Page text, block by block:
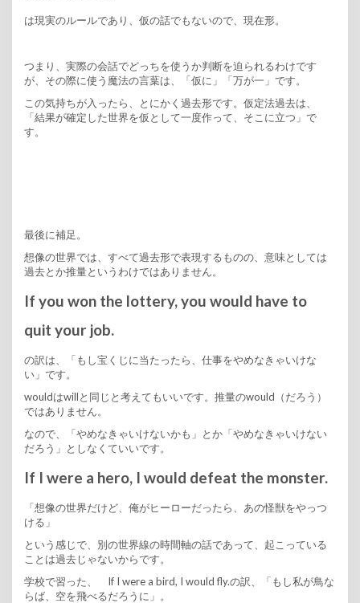
は現実のルールであり、仮の話でもないので、現在形。
つまり、実際の会話でどっちを使うか判断を迫られるわけです
が、その際に使う魔法の言葉は、「仮に」「万が一」です。
この気持ちが入ったら、とにかく過去形です。仮定法過去は、
「結果が確定した世界を仮として一度作って、そこに立つ」で
す。
最後に補足。
想像の世界では、すべて過去形で表現するものの、意味としては
過去とか推量というわけではありません。
If you won the lottery, you would have to
quit your job.
の訳は、「もし宝くじに当たったら、仕事をやめなきゃいけな
い」です。
wouldはwillと同じと考えてもいいです。推量のwould（だろう）
ではありません。
なので、「やめなきゃいけないかも」とか「やめなきゃいけない
だろう」としなくていいです。
If I were a hero, I would defeat the monster.
「想像の世界だけど、俺がヒーローだったら、あの怪獣をやっつ
ける」
という感じで、別の世界線の時間軸の話であって、起こっている
ことは過去じゃないからです。
学校で習った、 If I were a bird, I would fly.の訳、「もし私が鳥な
らば、空を飛べるだろうに」。